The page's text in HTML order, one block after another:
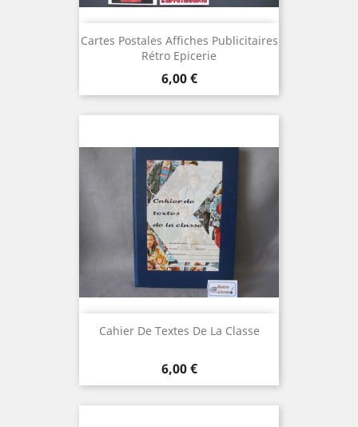
Cartes Postales Affiches Publicitaires
Rétro Epicerie
Prix
6,00 €
Cahier De Textes De La Classe
Prix
6,00 €